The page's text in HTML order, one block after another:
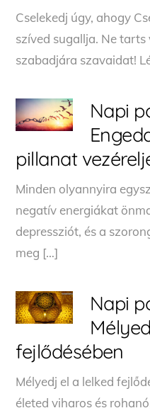
Cselekedj úgy, ahogy
szíved sugallja. Ne
szabadjára szavaidat!
Napi
pillanat
Minden olyannyira
negatív energiákat
depressziót, és a
meg […]
Napi
fejlődésében
Mélyedj el a lelked
életed viharos és